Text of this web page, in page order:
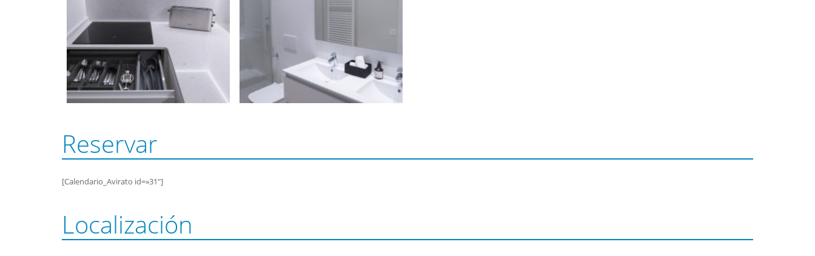
Reservar
[Calendario_Avirato id=»31″]
Localización